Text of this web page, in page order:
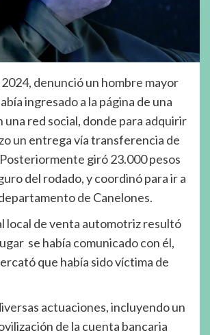
denunció un hombre mayor
ingresado a la página de una
red social, donde para adquirir
un entrega vía transferencia de
giró 23.000 pesos
del rodado, y coordinó para ir a
de Canelones.
local de venta automotriz resultó
se había comunicado con él,
que había sido víctima de
actuaciones, incluyendo un
de la cuenta bancaria